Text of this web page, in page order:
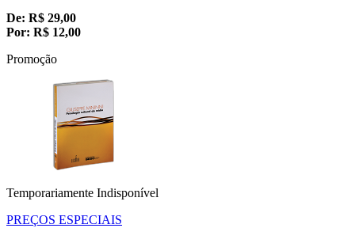
De: R$ 29,00
Por: R$ 12,00
Promoção
Temporariamente Indisponível
PREÇOS ESPECIAIS